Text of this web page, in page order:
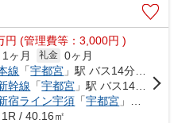
円 (管理費等：3,000円 )
1ヶ月 礼金 0ヶ月
線 「宇都宮 」駅 バス14分 「豊郷南小学校前」 停歩7分
幹線 「宇都宮 」駅 バス14分 「豊郷南小学校前」 停歩7分
宿ライン宇須 「宇都宮 」駅 バス18分 「豊郷南小学校前」 停歩8分
/ 40.16㎡